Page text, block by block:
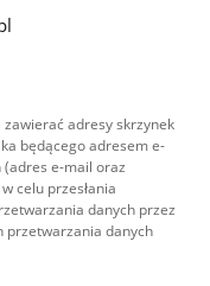
adresy skrzynek
będącego adresem e-
e-mail oraz
celu przesłania
danych przez
przetwarzania danych